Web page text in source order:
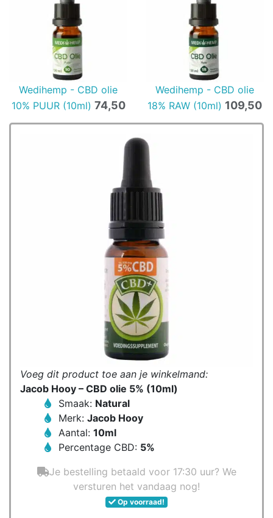
Wedihemp - CBD olie
10% PUUR (10ml) 74,50
Wedihemp - CBD olie
18% RAW (10ml) 109,50
Voeg dit product toe aan je winkelmand:
Jacob Hooy – CBD olie 5% (10ml)
Smaak: Natural
Merk: Jacob Hooy
Aantal: 10ml
Percentage CBD: 5%
Je bestelling betaald voor 17:30 uur? We
versturen het vandaag nog!
Op voorraad!